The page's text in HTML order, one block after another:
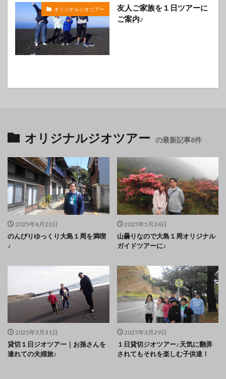
オリジナルジオツアー
友人ご家族を１日ツアーに
ご案内♪
オリジナルジオツアー の最新記事8件
2025年6月22日
のんびりゆっくり大島１周を満喫
♪
2025年5月24日
山曇りなので大島１周オリジナル
ガイドツアーに♪
2025年3月31日
貸切１日ジオツアー｜お孫さんを
連れての夫婦旅♪
2025年3月29日
１日貸切ジオツアー♪天気に翻弄
されてもそれを楽しむ子供達！